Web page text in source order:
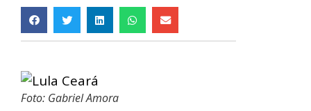
Foto: Gabriel Amora